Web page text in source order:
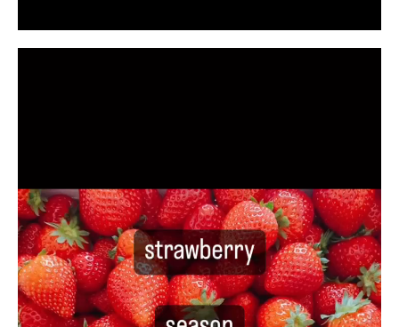
ー